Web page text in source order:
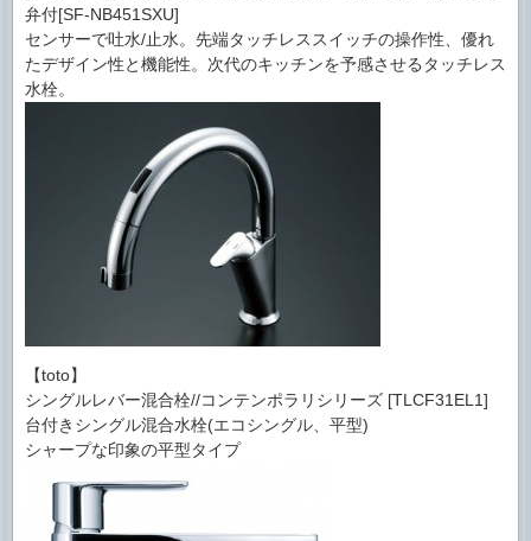
弁付[SF-NB451SXU]
センサーで吐水/止水。先端タッチレススイッチの操作性、優れ
たデザイン性と機能性。次代のキッチンを予感させるタッチレス
水栓。
【toto】
シングルレバー混合栓//コンテンポラリシリーズ [TLCF31EL1]
台付きシングル混合水栓(エコシングル、平型)
シャープな印象の平型タイプ